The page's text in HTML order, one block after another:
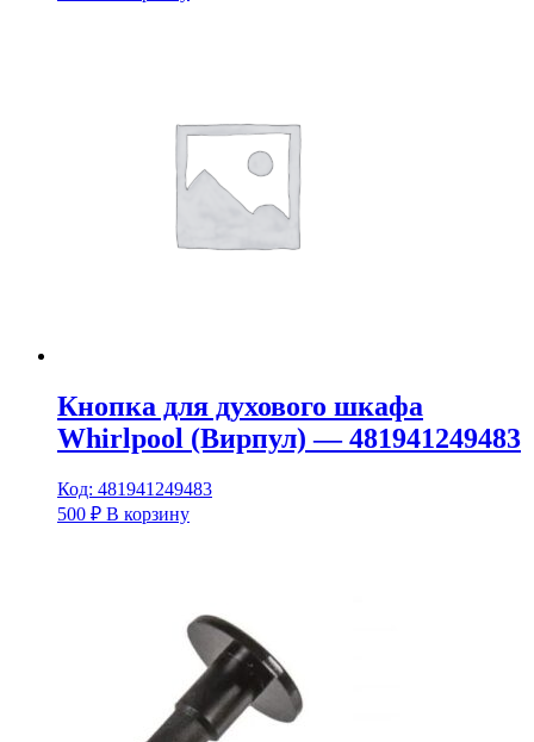
Кнопка для духового шкафа
Whirlpool (Вирпул) — 481941249483
Код: 481941249483
500 ₽ В корзину